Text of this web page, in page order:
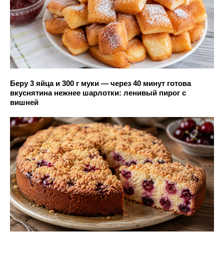
Беру 3 яйца и 300 г муки — через 40 минут готова
вкуснятина нежнее шарлотки: ленивый пирог с
вишней